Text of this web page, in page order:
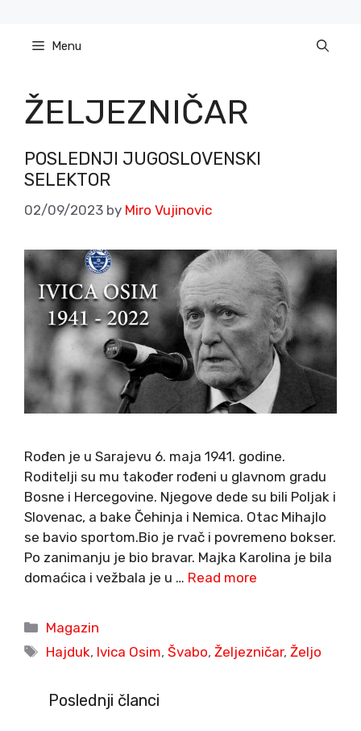
content Menu
ŽELJEZNIČAR
POSLEDNJI JUGOSLOVENSKI
SELEKTOR
02/09/2023 by Miro Vujinovic
Rođen je u Sarajevu 6. maja 1941. godine.
Roditelji su mu također rođeni u glavnom gradu
Bosne i Hercegovine. Njegove dede su bili Poljak i
Slovenac, a bake Čehinja i Nemica. Otac Mihajlo
se bavio sportom.Bio je rvač i povremeno bokser.
Po zanimanju je bio bravar. Majka Karolina je bila
domaćica i vežbala je u … Read more
Categories
Magazin
Tags
Hajduk, Ivica Osim,Švabo,Željezničar,Željo
Poslednji članci